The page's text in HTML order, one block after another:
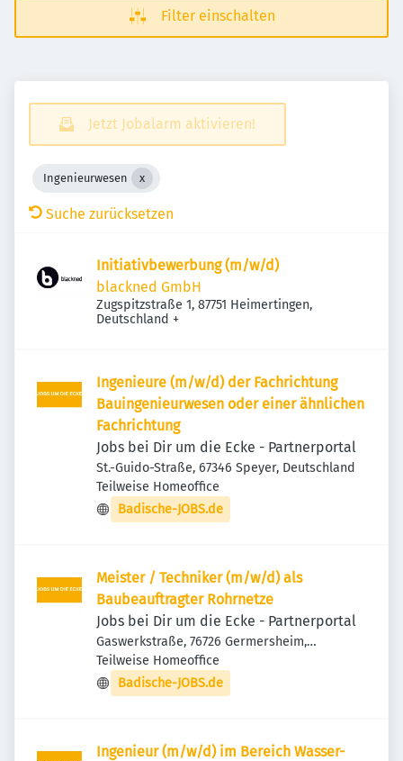
Filter einschalten
Jetzt Jobalarm aktivieren!
Ingenieurwesen
Suche zurücksetzen
Initiativbewerbung (m/w/d)
blackned GmbH
Zugspitzstraße 1, 87751 Heimertingen,
Deutschland +
Ingenieure (m/w/d) der Fachrichtung
Bauingenieurwesen oder einer ähnlichen
Fachrichtung
Jobs bei Dir um die Ecke - Partnerportal
St.-Guido-Straße, 67346 Speyer, Deutschland
Teilweise Homeoffice
Badische-JOBS.de
Meister / Techniker (m/w/d) als
Baubeauftragter Rohrnetze
Jobs bei Dir um die Ecke - Partnerportal
Gaswerkstraße, 76726 Germersheim,
Deutschland
Teilweise Homeoffice
Badische-JOBS.de
Ingenieur (m/w/d) im Bereich Wasser-